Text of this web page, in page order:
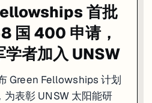
首批
国 400 申请，
学者加入 UNSW
Green Fellowships 计划
表彰 UNSW 太阳能研